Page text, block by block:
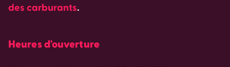
des carburants.
Heures d'ouverture